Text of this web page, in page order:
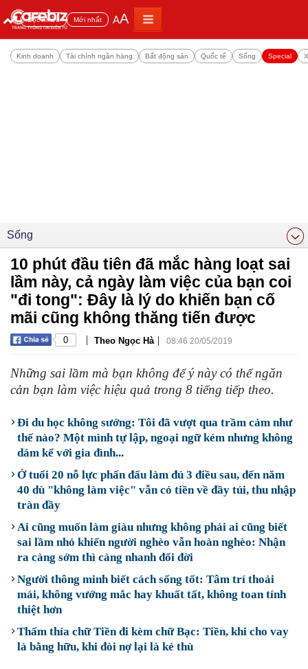
Đọc nhiều Mới nhất AA
Kinh doanh Tài chính ngân hàng Bất động sản Quốc tế Sống Special
Sống
10 phút đầu tiên đã mắc hàng loạt sai
lầm này, cả ngày làm việc của bạn coi
"đi tong": Đây là lý do khiến bạn cố
mãi cũng không thăng tiến được
0 | Theo Ngọc Hà | 08:46 20/05/2019
Những sai lầm mà bạn không để ý này có thể ngăn
cản bạn làm việc hiệu quả trong 8 tiếng tiếp theo.
Đi du học không sướng: Tôi đã vượt qua trầm cảm như
thế nào? Một mình tự lập, ngoại ngữ kém nhưng không
dám kể với gia đình...
Ở tuổi 20 nỗ lực phấn đấu làm đủ 3 điều sau, đến năm
40 dù "không làm việc" vẫn có tiền về đầy túi, thu nhập
tràn đầy
Ai cũng muốn làm giàu nhưng không phải ai cũng biết
sai lầm nhỏ khiến người nghèo vẫn hoàn nghèo: Nhận
ra càng sớm thì càng nhanh đổi đời
Người thông minh biết cách sống tốt: Tâm trí thoải
mái, không vướng mắc hay khuất tất, không toan tính
thiệt hơn
Thấm thía chữ Tiền đi kèm chữ Bạc: Tiền, khi cho vay
là bằng hữu, khi đòi nợ lại là kẻ thù